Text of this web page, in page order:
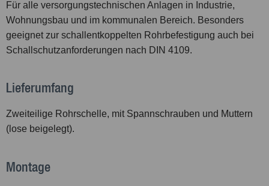
Für alle versorgungstechnischen Anlagen in Industrie,
Wohnungsbau und im kommunalen Bereich. Besonders
geeignet zur schallentkoppelten Rohrbefestigung auch bei
Schallschutzanforderungen nach DIN 4109.
Lieferumfang
Zweiteilige Rohrschelle, mit Spannschrauben und Muttern
(lose beigelegt).
Montage